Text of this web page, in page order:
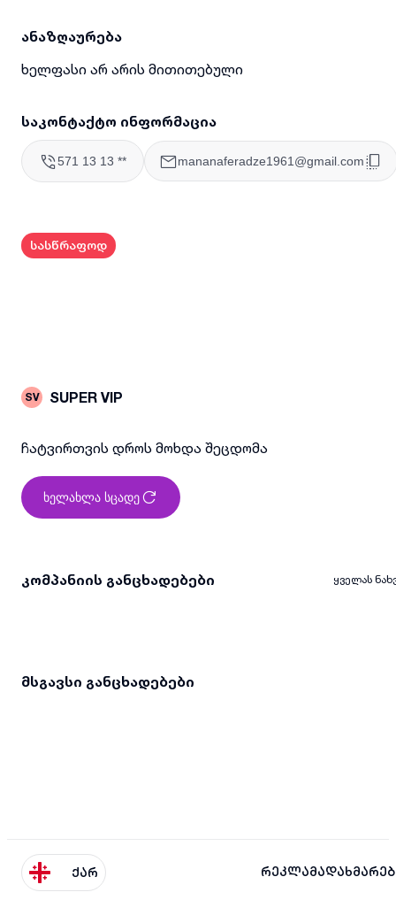
ანაზღაურება
ხელფასი არ არის მითითებული
საკონტაქტო ინფორმაცია
571 13 13 ** mananaferadze1961@gmail.com
სასწრაფოდ
SV SUPER VIP
ჩატვირთვის დროს მოხდა შეცდომა
ხელახლა სცადე
კომპანიის განცხადებები ყველას
მსგავსი განცხადებები
ქარ რეკლამა